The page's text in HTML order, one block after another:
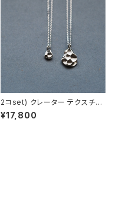
2コset) クレーター テクスチャ
ー ペア ネックレス シルバー92
5
¥17,800